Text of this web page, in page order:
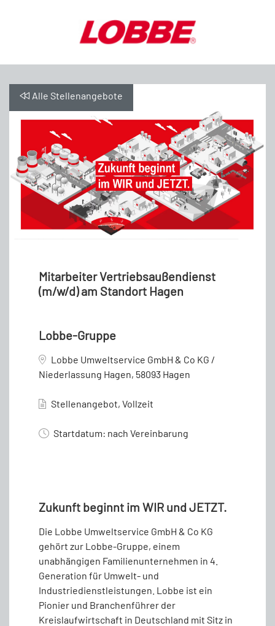
Alle Stellenangebote
Mitarbeiter Vertriebsaußendienst
(m/w/d) am Standort Hagen
Lobbe-Gruppe
Lobbe Umweltservice GmbH & Co KG /
Niederlassung Hagen, 58093 Hagen
Stellenangebot, Vollzeit
Startdatum: nach Vereinbarung
Zukunft beginnt im WIR und JETZT.
Die Lobbe Umweltservice GmbH & Co KG
gehört zur Lobbe-Gruppe, einem
unabhängigen Familienunternehmen in 4.
Generation für Umwelt- und
Industriedienstleistungen. Lobbe ist ein
Pionier und Branchenführer der
Kreislaufwirtschaft in Deutschland mit Sitz in